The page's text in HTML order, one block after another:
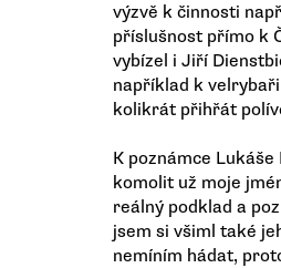
výzvě k činnosti
příslušnost přímo k
vybízel i Jiří
například k
kolikrát přihřát
K poznámce
komolit už moje
reálný podklad a
jsem si všiml také
nemíním hádat,